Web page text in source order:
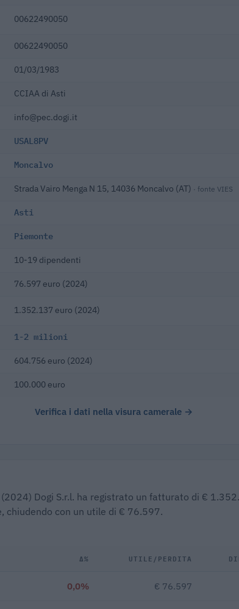
00622490050
00622490050
01/03/1983
CCIAA di Asti
info@pec.dogi.it
USAL8PV
Moncalvo
Strada Vairo Menga N 15, 14036 Moncalvo (AT) · fonte VIES
Asti
Piemonte
10-19 dipendenti
76.597 euro (2024)
1.352.137 euro (2024)
1-2 milioni
604.756 euro (2024)
100.000 euro
Verifica i dati nella visura camerale →
Dogi S.r.l. ha registrato un fatturato di €
chiudendo con un utile di € 76.597.
Δ% UTILE/PERDITA
0,0% € 76.597